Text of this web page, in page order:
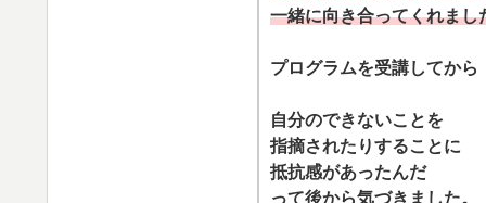
一緒に向き合ってくれまし
プログラムを受講してから
自分のできないことを
指摘されたりすることに
抵抗感があったんだ
って後から気づきました。